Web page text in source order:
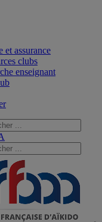
et assurance
clubs
enseignant